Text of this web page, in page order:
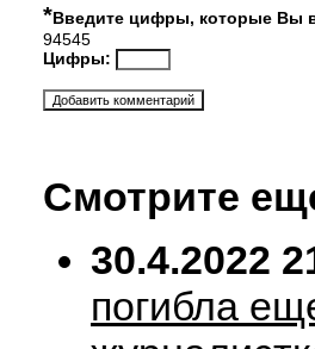
*Введите цифры, которые Вы
94545
Цифры:
Смотрите
30.4.2022
погибла